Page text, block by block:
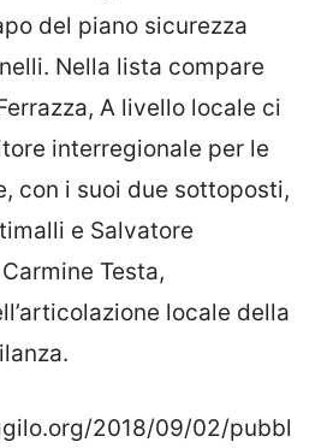
del piano sicurezza
Nella lista compare
A livello locale ci
interregionale per le
con i suoi due sottoposti,
e Salvatore
Testa,
locale della
2018/09/02/pubbl